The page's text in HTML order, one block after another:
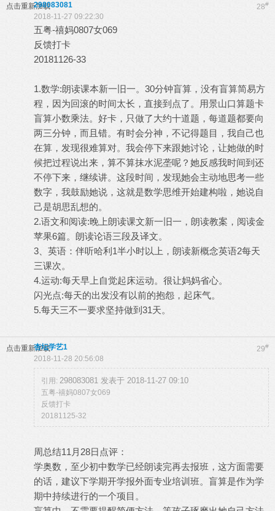
点击重新加载 28#
298083081
2018-11-27 09:22:30
五粤-禧妈0807女069
反馈打卡
20181126-33
1.数学:朗读课本新一旧一。30分钟盲算，没有盲算简易方
程，因为回滚的时间太长，直接到点了。用景山口算题卡
盲算小数乘法。好卡，只做了大约十道题，每道题都要向
两三分钟，而且错。有时会分神，不记得题目，我自己也
在算，发现很难算对。我会停下来跟她讨论，让她做的时
候把过程说出来，算不算抹水泥垄呢？她反感我时间到还
不停下来，继续讲。这段时间，发现她会主动地思考一些
数字，我鼓励她说，这就是数学思维开始建构啦，她说自
己是胡思乱想的。
2.语文和阅读:晚上朗读课文新一旧一，朗读教案，阅读金
苹果6篇。朗读论语三段及译文。
3、英语：伴听哈利1半小时以上，朗读新概念英语2每天
三课次。
4.运动:每天早上自觉起床运动。很让妈妈省心。
闪光点:每天的出发没有以前的抱怨，起床气。
5.每天三不一要求坚持做到31天。
点击重新加载 29#
杏坛学艺1
2018-11-28 20:56:08
引用: 298083081 发表于 2018-11-27 09:10
五粤-禧妈0807女069
反馈打卡
20181125-32
周总结11月28日点评：
学奥数，至少初中数学已经朗读完再去报班，这方面需要
的话，建议下学期开学报外面专业培训班。盲算是作为学
期中持续进行的一个项目。